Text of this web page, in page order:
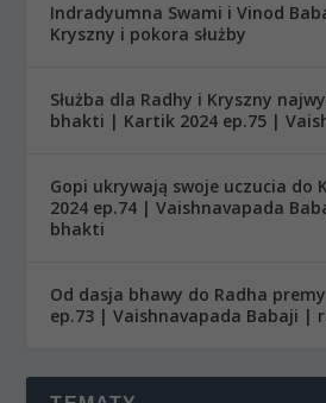
Indradyumna Swami i Vinod
Kryszny i pokora służby
Służba dla Radhy i Kryszny
bhakti | Kartik 2024 ep.75 |
Gopi ukrywają swoje uczucia do
2024 ep.74 | Vaishnavapada
bhakti
Od dasja bhawy do Radha
ep.73 | Vaishnavapada Babaji |